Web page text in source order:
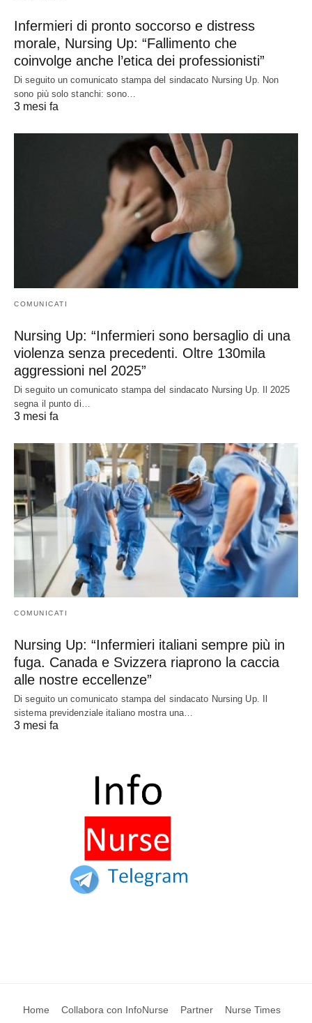
Infermieri di pronto soccorso e distress
morale, Nursing Up: “Fallimento che
coinvolge anche l’etica dei professionisti”
Di seguito un comunicato stampa del sindacato Nursing Up. Non
sono più solo stanchi: sono…
3 mesi fa
COMUNICATI
Nursing Up: “Infermieri sono bersaglio di una
violenza senza precedenti. Oltre 130mila
aggressioni nel 2025”
Di seguito un comunicato stampa del sindacato Nursing Up. Il 2025
segna il punto di…
3 mesi fa
COMUNICATI
Nursing Up: “Infermieri italiani sempre più in
fuga. Canada e Svizzera riaprono la caccia
alle nostre eccellenze”
Di seguito un comunicato stampa del sindacato Nursing Up. Il
sistema previdenziale italiano mostra una…
3 mesi fa
Home Collabora con InfoNurse Partner Nurse Times